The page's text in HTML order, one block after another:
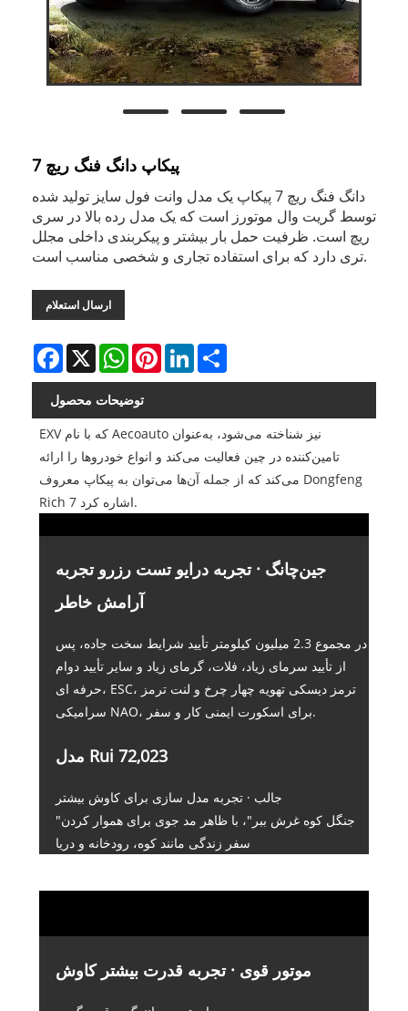
پیکاپ دانگ فنگ ریچ 7
دانگ فنگ ریچ 7 پیکاپ یک مدل وانت فول سایز تولید شده
توسط گریت وال موتورز است که یک مدل رده بالا در سری
ریچ است. ظرفیت حمل بار بیشتر و پیکربندی داخلی مجلل
تری دارد که برای استفاده تجاری و شخصی مناسب است.
ارسال استعلام
Facebook
X WhatsAppPinterestLinkedIn
توضیحات محصول
EXV که با نام Aecoauto نیز شناخته می‌شود، به‌عنوان
تامین‌کننده در چین فعالیت می‌کند و انواع خودروها را ارائه
می‌کند که از جمله آن‌ها می‌توان به پیکاپ معروف Dongfeng
Rich 7 اشاره کرد.
جین‌چانگ · تجربه درایو تست رزرو تجربه
آرامش خاطر
در مجموع 2.3 میلیون کیلومتر تأیید شرایط سخت جاده، پس
از تأیید سرمای زیاد، فلات، گرمای زیاد و سایر تأیید دوام
حرفه ای، ESC، ترمز دیسکی تهویه چهار چرخ و لنت ترمز
سرامیکی NAO، برای اسکورت ایمنی کار و سفر.
مدل Rui 72,023
جالب · تجربه مدل سازی برای کاوش بیشتر
"جنگل کوه غرش ببر"، با ظاهر مد جوی برای هموار کردن
سفر زندگی مانند کوه، رودخانه و دریا
موتور قوی · تجربه قدرت بیشتر کاوش